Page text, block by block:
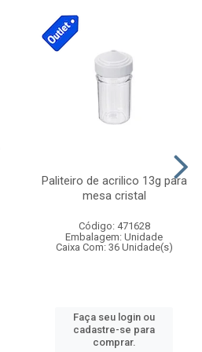
Paliteiro de acrilico 13g para
mesa cristal
Código: 471628
Embalagem: Unidade
Caixa Com: 36 Unidade(s)
Faça seu login ou
cadastre-se para
comprar.